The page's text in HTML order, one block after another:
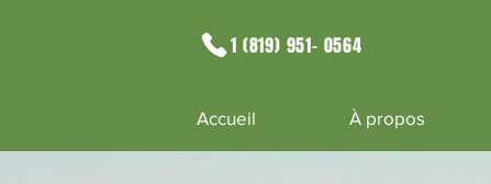
1 (819) 951- 0564
Accueil À propos